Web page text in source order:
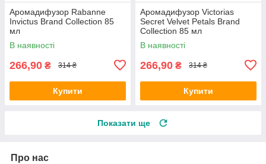
Аромадифузор Rabanne
Invictus Brand Collection 85
мл
В наявності
266,90 ₴ 314 ₴
Купити
Аромадифузор Victorias
Secret Velvet Petals Brand
Collection 85 мл
В наявності
266,90 ₴ 314 ₴
Купити
Показати ще
Про нас